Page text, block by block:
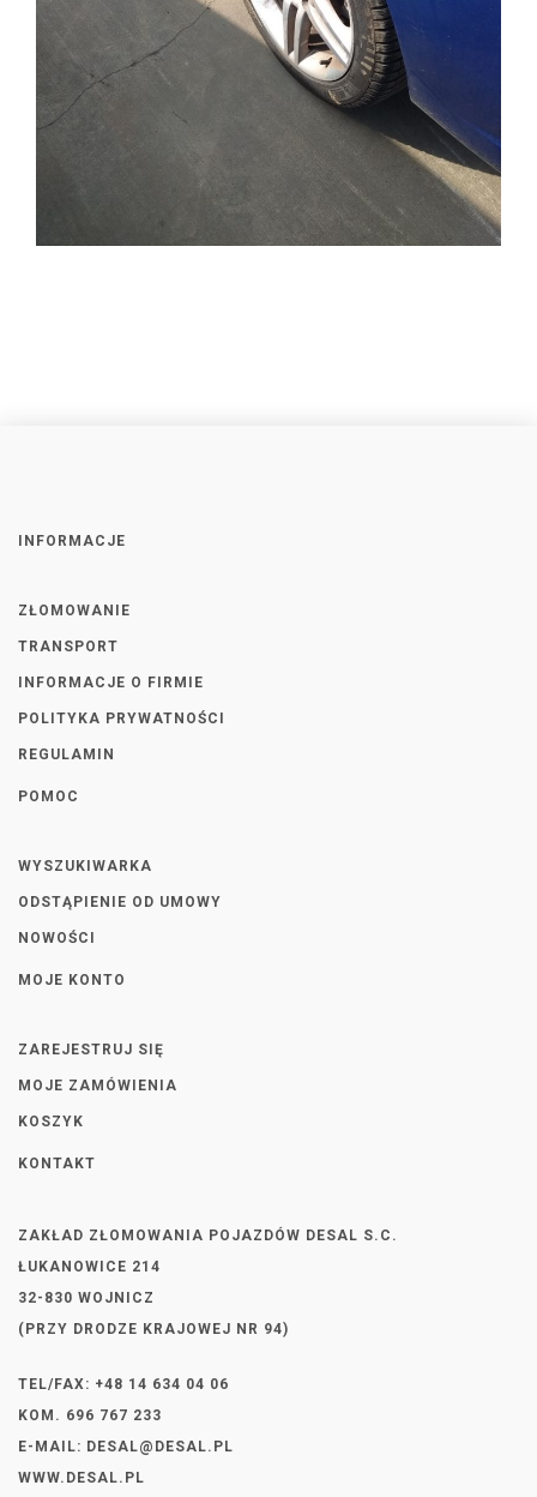
INFORMACJE
ZŁOMOWANIE
TRANSPORT
INFORMACJE O FIRMIE
POLITYKA PRYWATNOŚCI
REGULAMIN
POMOC
WYSZUKIWARKA
ODSTĄPIENIE OD UMOWY
NOWOŚCI
MOJE KONTO
ZAREJESTRUJ SIĘ
MOJE ZAMÓWIENIA
KOSZYK
KONTAKT
ZAKŁAD ZŁOMOWANIA POJAZDÓW DESAL S.C.
ŁUKANOWICE 214
32-830 WOJNICZ
(PRZY DRODZE KRAJOWEJ NR 94)
TEL/FAX: +48 14 634 04 06
KOM. 696 767 233
E-MAIL: DESAL@DESAL.PL
WWW.DESAL.PL